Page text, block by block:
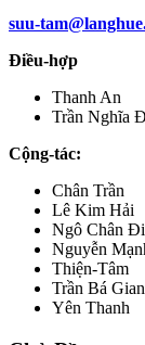
suu-
Điều-hợp
Thanh An
Trần Nghĩa
Cộng-tác:
Chân Trần
Lê Kim Hải
Ngô Chân
Nguyễn
Thiện-Tâm
Trần Bá
Yên Thanh